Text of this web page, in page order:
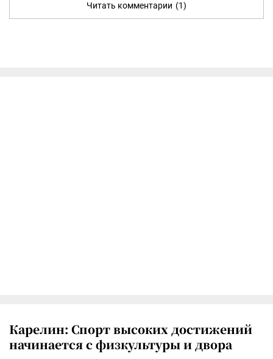
Читать комментарии (1)
Карелин: Спорт высоких достижений
начинается с физкультуры и двора